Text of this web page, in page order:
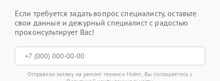
Если требуется задать вопрос специалисту, оставьте
свои данные и дежурный специалист с радостью
проконсультирует Вас!
Отправляя заявку на ремонт техники Hiden, Вы соглашаетесь с